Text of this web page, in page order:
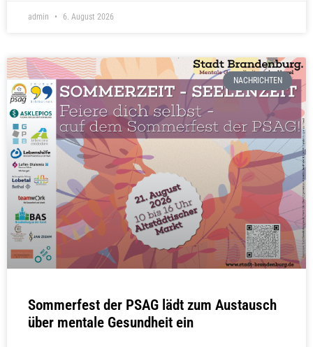
admin 6. August 2026
NACHRICHTEN
Sommerfest der PSAG lädt zum Austausch
über mentale Gesundheit ein